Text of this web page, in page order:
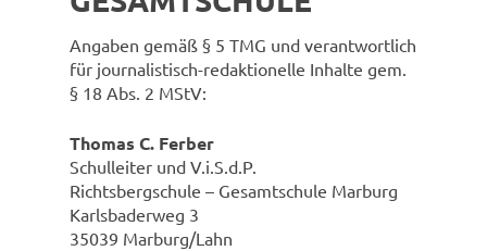
Angaben gemäß § 5 TMG und verantwortlich
für journalistisch-redaktionelle Inhalte gem.
§ 18 Abs. 2 MStV:
Thomas C. Ferber
Schulleiter und V.i.S.d.P.
Richtsbergschule – Gesamtschule Marburg
Karlsbaderweg 3
35039 Marburg/Lahn